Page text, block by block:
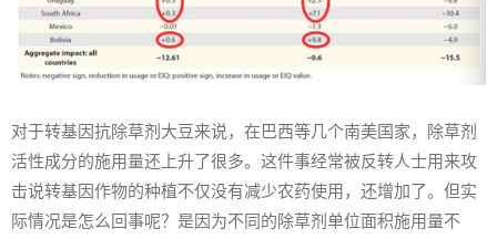
对于转基因抗除草剂大豆来说，在巴西等几个南美国家，除草剂
活性成分的施用量还上升了很多。这件事经常被反转人士用来攻
击说转基因作物的种植不仅没有减少农药使用，还增加了。但实
际情况是怎么回事呢？是因为不同的除草剂单位面积施用量不